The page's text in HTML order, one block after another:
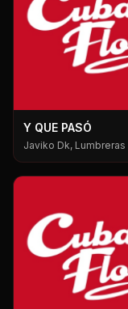
Y QUE PASÓ
Javiko Dk, Lumbreras